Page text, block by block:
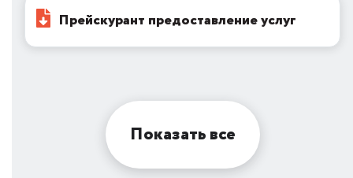
Прейскурант предоставление услуг
Показать все